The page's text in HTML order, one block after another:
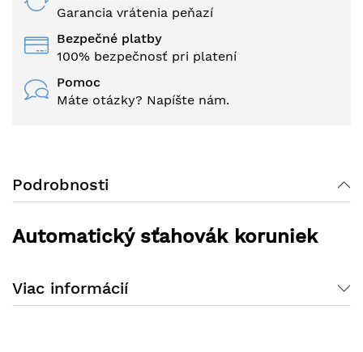
Garancia vrátenia peňazí
Bezpečné platby
100% bezpečnosť pri platení
Pomoc
Máte otázky? Napíšte nám.
Podrobnosti
Automatický sťahovák koruniek
Viac informácií